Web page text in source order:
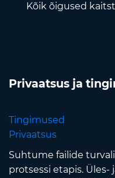
Kõik õigused
Privaatsus ja
Tingimused
Privaatsus
Suhtume failide
protsessi etapis. Üles-